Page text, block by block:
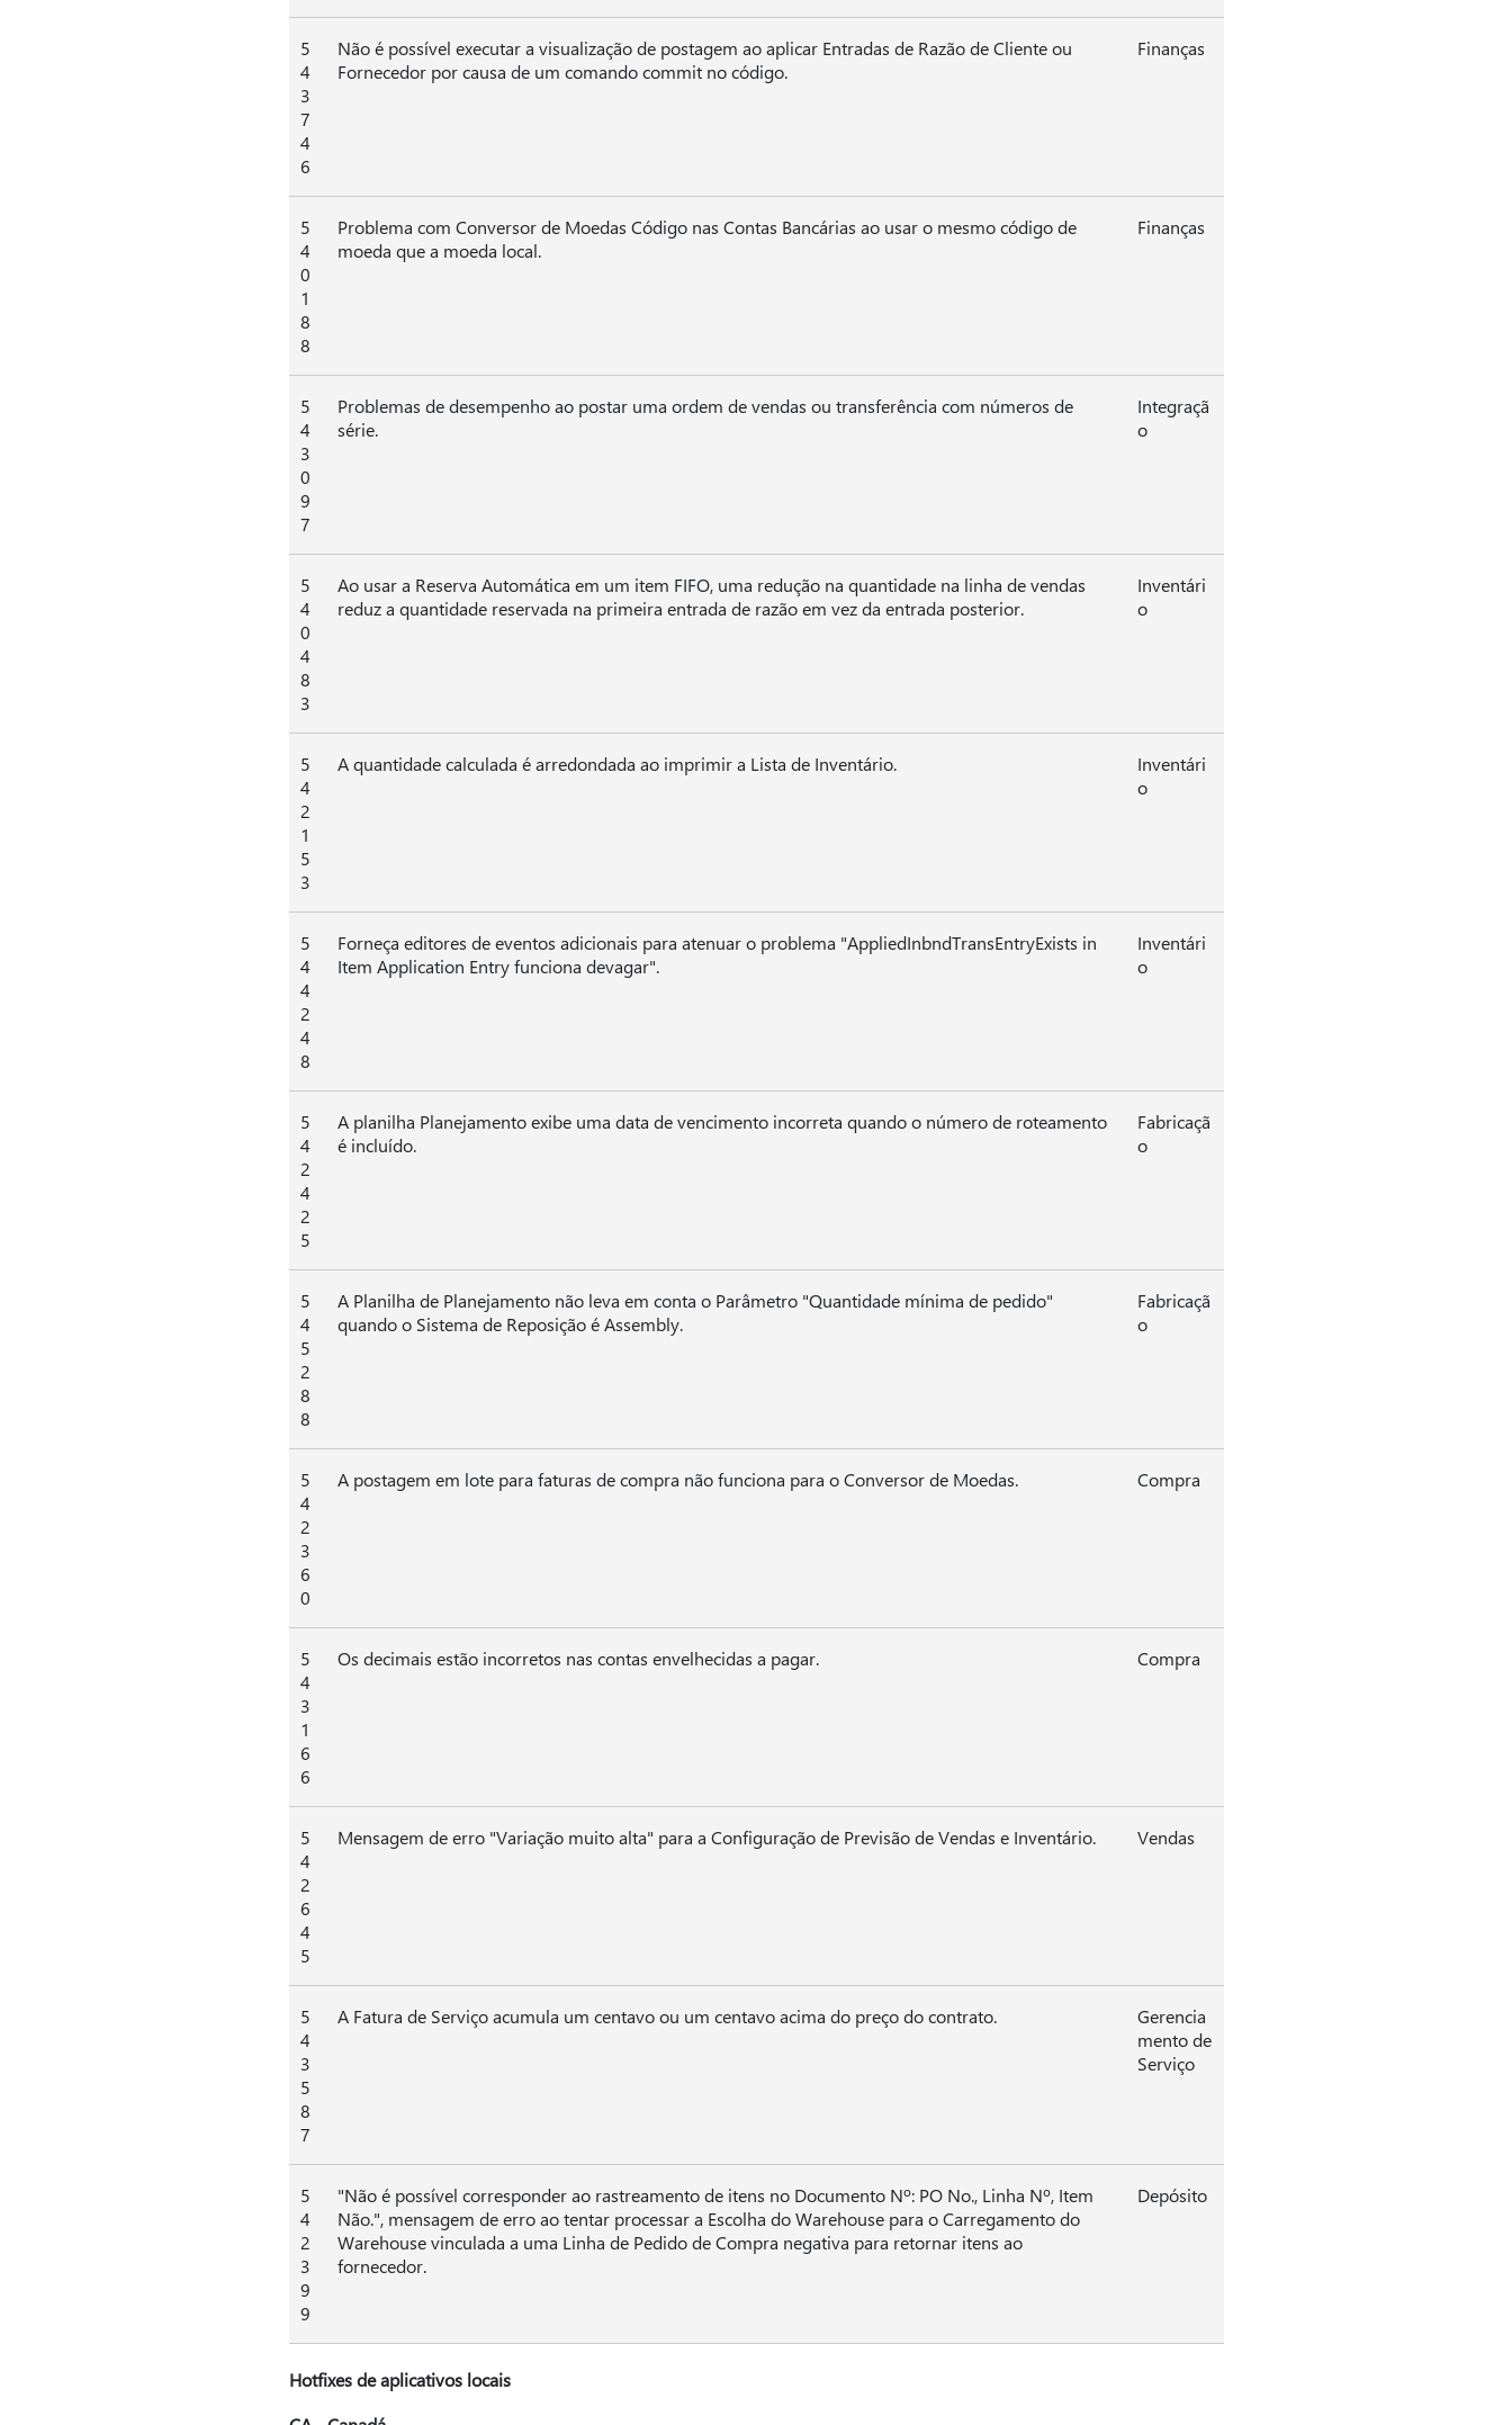
5
4
3
7
4
6
Não é possível executar a visualização de postagem ao aplicar Entradas de Razão de Cliente ou
Fornecedor por causa de um comando commit no código.
Finanças
5
4
0
1
8
8
Problema com Conversor de Moedas Código nas Contas Bancárias ao usar o mesmo código de
moeda que a moeda local.
Finanças
5
4
3
0
9
7
Problemas de desempenho ao postar uma ordem de vendas ou transferência com números de
série.
Integraçã
o
5
4
0
4
8
3
Ao usar a Reserva Automática em um item FIFO, uma redução na quantidade na linha de vendas
reduz a quantidade reservada na primeira entrada de razão em vez da entrada posterior.
Inventári
o
5
4
2
1
5
3
A quantidade calculada é arredondada ao imprimir a Lista de Inventário.
Inventári
o
5
4
4
2
4
8
Forneça editores de eventos adicionais para atenuar o problema "AppliedInbndTransEntryExists in
Item Application Entry funciona devagar".
Inventári
o
5
4
2
4
2
5
A planilha Planejamento exibe uma data de vencimento incorreta quando o número de roteamento
é incluído.
Fabricaçã
o
5
4
5
2
8
8
A Planilha de Planejamento não leva em conta o Parâmetro "Quantidade mínima de pedido"
quando o Sistema de Reposição é Assembly.
Fabricaçã
o
5
4
2
3
6
0
A postagem em lote para faturas de compra não funciona para o Conversor de Moedas. Compra
5
4
3
1
6
6
Os decimais estão incorretos nas contas envelhecidas a pagar. Compra
5
4
2
6
4
5
Mensagem de erro "Variação muito alta" para a Configuração de Previsão de Vendas e Inventário. Vendas
5
4
3
5
8
7
A Fatura de Serviço acumula um centavo ou um centavo acima do preço do contrato.
Gerencia
mento de
Serviço
5
4
2
3
9
9
"Não é possível corresponder ao rastreamento de itens no Documento Nº: PO No., Linha Nº, Item
Não.", mensagem de erro ao tentar processar a Escolha do Warehouse para o Carregamento do
Warehouse vinculada a uma Linha de Pedido de Compra negativa para retornar itens ao
fornecedor.
Depósito
Hotfixes de aplicativos locais